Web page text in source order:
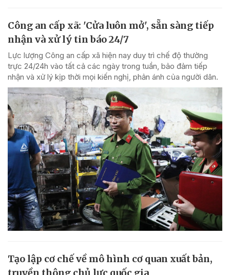
Công an cấp xã: 'Cửa luôn mở', sẵn sàng tiếp
nhận và xử lý tin báo 24/7
Lực lượng Công an cấp xã hiện nay duy trì chế độ thường
trực 24/24h vào tất cả các ngày trong tuần, bảo đảm tiếp
nhận và xử lý kịp thời mọi kiến nghị, phản ánh của người dân.
Tạo lập cơ chế về mô hình cơ quan xuất bản,